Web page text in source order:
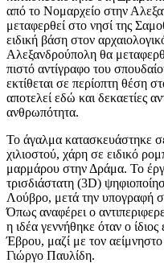
από το Νομαρχείο στην
μεταφερθεί στο νησί της
ειδική βάση στον
Αλεξανδρούπολη θα
πιστό αντίγραφο του
εκτίθεται σε περίοπτη θέση
αποτελεί εδώ και δεκαετίες
ανθρωπότητα.
Το άγαλμα κατασκευάστηκε
χιλιοστού, χάρη σε ειδικό
μαρμάρου στην Δράμα. Το
τρισδιάστατη (3D)
Λούβρο, μετά την υπογραφή
Όπως αναφέρει ο
η ιδέα γεννήθηκε όταν ο
Έβρου, μαζί με τον
Γιώργο Παυλίδη.